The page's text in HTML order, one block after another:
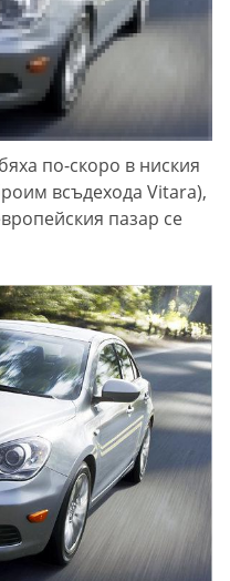
по-скоро в ниския
всъдехода Vitara),
пазар се